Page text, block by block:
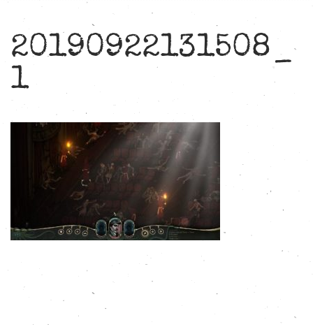
20190922131508_
1